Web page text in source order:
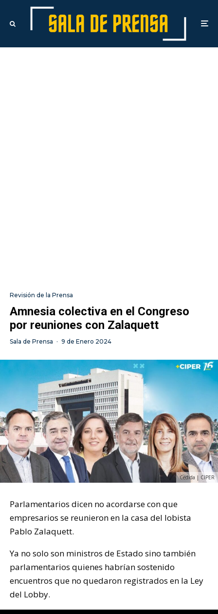
Revisión de la Prensa
Amnesia colectiva en el Congreso
por reuniones con Zalaquett
Sala de Prensa · 9 de Enero 2024
Cedida | CIPER
Parlamentarios dicen no acordarse con que
empresarios se reunieron en la casa del lobista
Pablo Zalaquett.
Ya no solo son ministros de Estado sino también
parlamentarios quienes habrían sostenido
encuentros que no quedaron registrados en la Ley
del Lobby.